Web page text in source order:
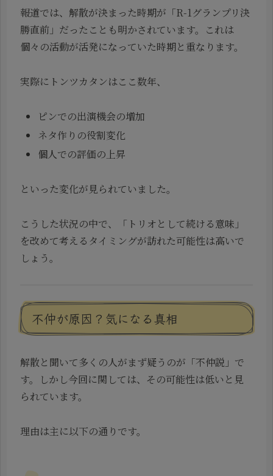
報道では、解散が決まった時期が「R-1グランプリ決
勝直前」だったことも明かされています。これは
個々の活動が活発になっていた時期と重なります。
実際にトンツカタンはここ数年、
ピンでの出演機会の増加
ネタ作りの役割変化
個人での評価の上昇
といった変化が見られていました。
こうした状況の中で、「トリオとして続ける意味」
を改めて考えるタイミングが訪れた可能性は高いで
しょう。
不仲が原因？気になる真相
解散と聞いて多くの人がまず疑うのが「不仲説」で
す。しかし今回に関しては、その可能性は低いと見
られています。
理由は主に以下の通りです。